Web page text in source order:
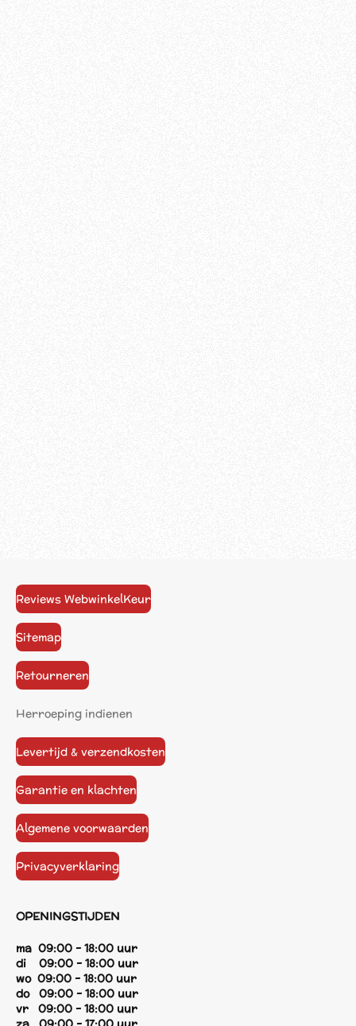
Reviews WebwinkelKeur
Sitemap
Retourneren
Herroeping indienen
Levertijd & verzendkosten
Garantie en klachten
Algemene voorwaarden
Privacyverklaring
OPENINGSTIJDEN
ma 09:00 - 18:00 uur
di 09:00 - 18:00 uur
wo 09:00 - 18:00 uur
do 09:00 - 18:00 uur
vr 09:00 - 18:00 uur